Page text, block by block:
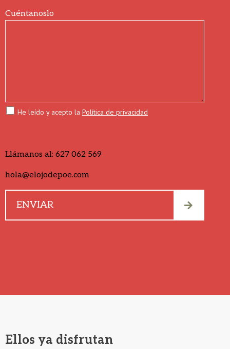
Cuéntanoslo
He leído y acepto la Política de privacidad
Llámanos al: 627 062 569
hola@elojodepoe.com
Ellos ya disfrutan